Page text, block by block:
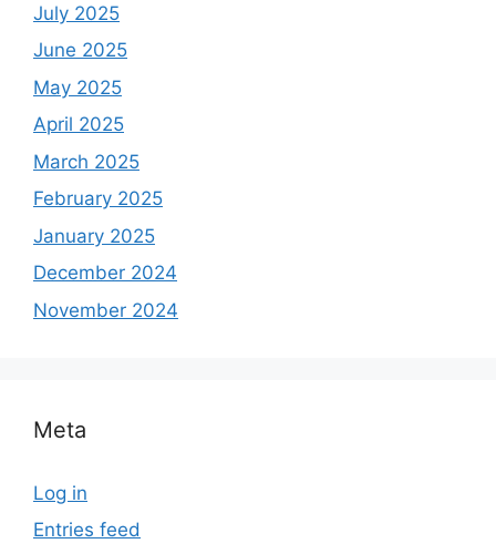
July 2025
June 2025
May 2025
April 2025
March 2025
February 2025
January 2025
December 2024
November 2024
Meta
Log in
Entries feed